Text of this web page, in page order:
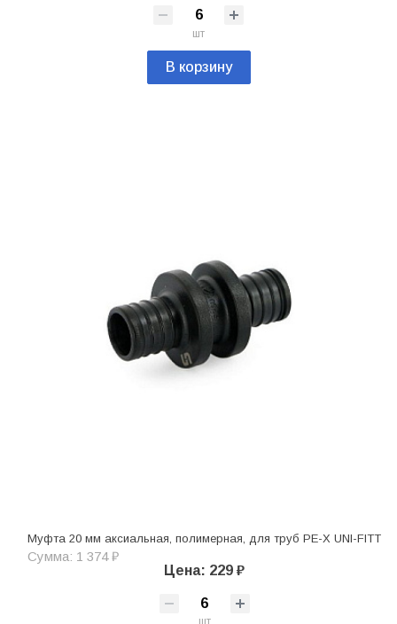
шт
В корзину
Муфта 20 мм аксиальная, полимерная, для труб PE-X UNI-FITT
Сумма: 1 374 ₽
Цена: 229 ₽